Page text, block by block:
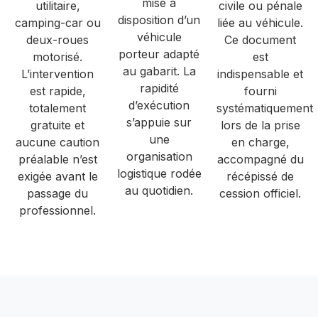
utilitaire,
camping-car ou
deux-roues
motorisé.
L’intervention
est rapide,
totalement
gratuite et
aucune caution
préalable n’est
exigée avant le
passage du
professionnel.
mise à
disposition d’un
véhicule
porteur adapté
au gabarit. La
rapidité
d’exécution
s’appuie sur
une
organisation
logistique rodée
au quotidien.
civile ou pénale
liée au véhicule.
Ce document
est
indispensable et
fourni
systématiquement
lors de la prise
en charge,
accompagné du
récépissé de
cession officiel.